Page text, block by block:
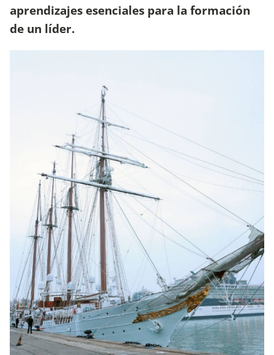
aprendizajes esenciales para la formación
de un líder.